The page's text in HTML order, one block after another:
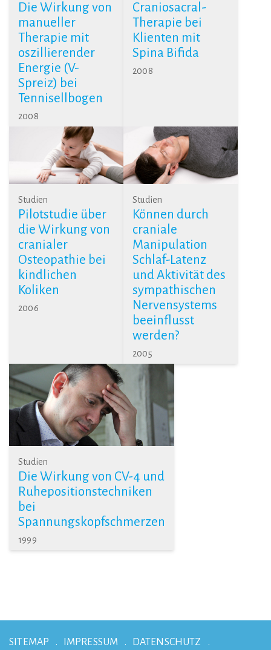
Die Wirkung von
manueller
Therapie mit
oszillierender
Energie (V-
Spreiz) bei
Tennisellbogen
2008
Craniosacral-
Therapie bei
Klienten mit
Spina Bifida
2008
Studien
Pilotstudie über
die Wirkung von
cranialer
Osteopathie bei
kindlichen
Koliken
2006
Studien
Können durch
craniale
Manipulation
Schlaf-Latenz
und Aktivität des
sympathischen
Nervensystems
beeinflusst
werden?
2005
Studien
Die Wirkung von CV-4 und
Ruhepositionstechniken
bei
Spannungskopfschmerzen
1999
SITEMAP IMPRESSUM
DATENSCHUTZ